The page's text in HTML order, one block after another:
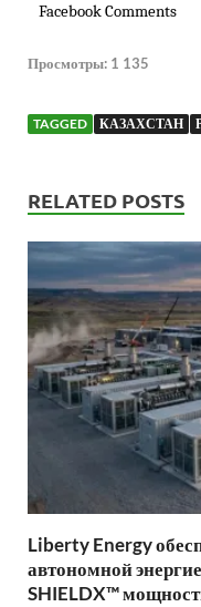
Facebook Comments
Просмотры: 1 135
TAGGED КАЗАХСТАН
RELATED POSTS
Liberty Energy
автономной
SHIELDX™